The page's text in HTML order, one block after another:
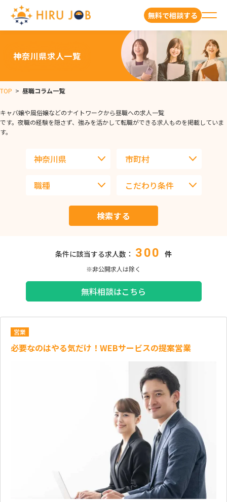
無料で相談する
神奈川県求人一覧
TOP > 昼職コラム一覧
キャバ嬢や風俗嬢などのナイトワークから昼職への求人一覧
です。夜職の経験を隠さず、強みを活かして転職ができる求人ものを掲載していま
す。
検索する
条件に該当する求人数： 300 件
※非公開求人は除く
無料相談はこちら
営業
必要なのはやる気だけ！WEBサービスの提案営業